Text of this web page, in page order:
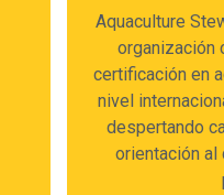
Aquaculture
organización
certificación en
nivel
despertando
orientación